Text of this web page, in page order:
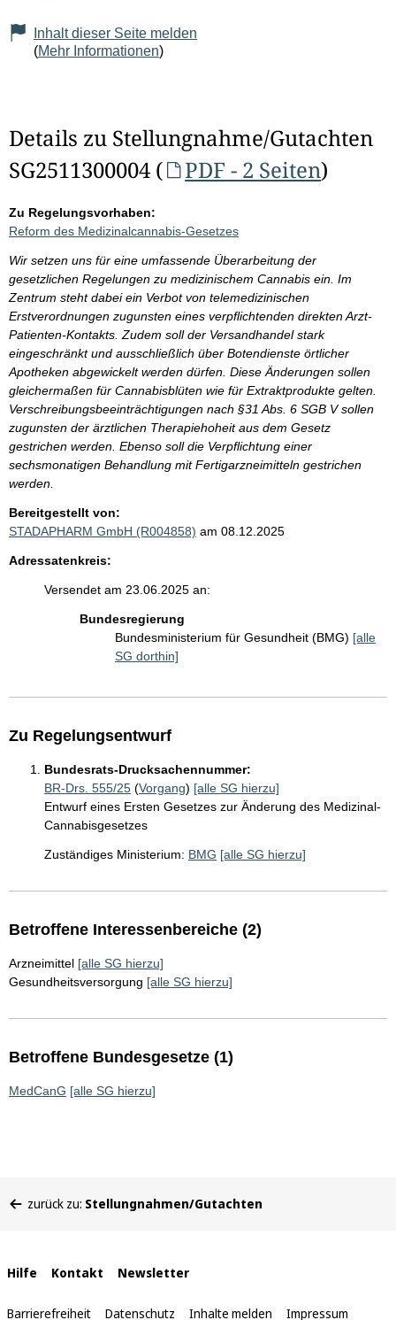
Inhalt dieser Seite melden
(Mehr Informationen)
Details zu Stellungnahme/Gutachten
SG2511300004 (
PDF - 2 Seiten)
Zu Regelungsvorhaben:
Reform des Medizinalcannabis-Gesetzes
Wir setzen uns für eine umfassende Überarbeitung der
gesetzlichen Regelungen zu medizinischem Cannabis ein. Im
Zentrum steht dabei ein Verbot von telemedizinischen
Erstverordnungen zugunsten eines verpflichtenden direkten Arzt-
Patienten-Kontakts. Zudem soll der Versandhandel stark
eingeschränkt und ausschließlich über Botendienste örtlicher
Apotheken abgewickelt werden dürfen. Diese Änderungen sollen
gleichermaßen für Cannabisblüten wie für Extraktprodukte gelten.
Verschreibungsbeeinträchtigungen nach §31 Abs. 6 SGB V sollen
zugunsten der ärztlichen Therapiehoheit aus dem Gesetz
gestrichen werden. Ebenso soll die Verpflichtung einer
sechsmonatigen Behandlung mit Fertigarzneimitteln gestrichen
werden.
Bereitgestellt von:
STADAPHARM GmbH (R004858) am 08.12.2025
Adressatenkreis:
Versendet am 23.06.2025 an:
Bundesregierung
Bundesministerium für Gesundheit (BMG) [alle
SG dorthin]
Zu Regelungsentwurf
Bundesrats-Drucksachennummer:
BR-Drs. 555/25 (Vorgang) [alle SG hierzu]
Entwurf eines Ersten Gesetzes zur Änderung des Medizinal-
Cannabisgesetzes
Zuständiges Ministerium: BMG [alle SG hierzu]
Betroffene Interessenbereiche (2)
Arzneimittel [alle SG hierzu]
Gesundheitsversorgung [alle SG hierzu]
Betroffene Bundesgesetze (1)
MedCanG [alle SG hierzu]
befinden
zurück zu: Stellungnahmen/Gutachten
Interne
Links
Hilfe Kontakt Newsletter
Barrierefreiheit Datenschutz Inhalte melden Impressum